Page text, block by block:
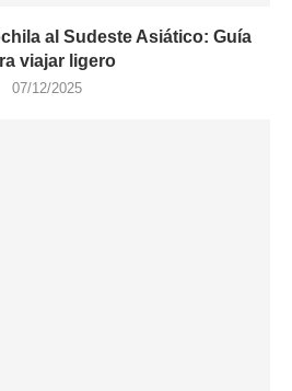
al Sudeste Asiático: Guía
viajar ligero
07/12/2025